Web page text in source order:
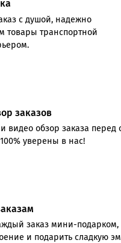
с душой, надежно
товары транспортной
заказов
обзор заказа перед
уверены в нас!
заказ мини-подарком,
и подарить сладкую